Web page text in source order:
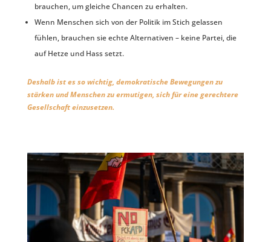
brauchen, um gleiche Chancen zu erhalten.
Wenn Menschen sich von der Politik im Stich gelassen
fühlen, brauchen sie echte Alternativen – keine Partei, die
auf Hetze und Hass setzt.
Deshalb ist es so wichtig, demokratische Bewegungen zu
stärken und Menschen zu ermutigen, sich für eine gerechtere
Gesellschaft einzusetzen.